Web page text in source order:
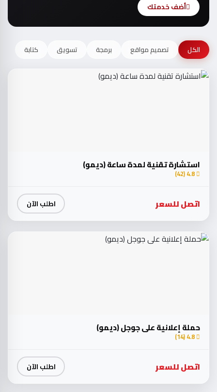
أضف خدمتك
الكل تصميم مواقع برمجة تسويق كتابة
استشارة تقنية لمدة ساعة (ديمو)
4.8 (42)
اتصل للسعر اطلب الآن
حملة إعلانية على جوجل (ديمو)
4.8 (14)
اتصل للسعر اطلب الآن